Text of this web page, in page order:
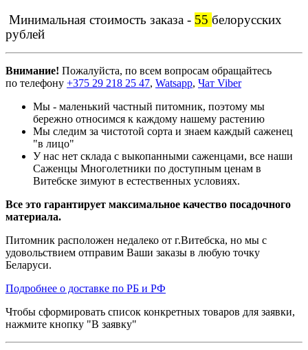
Минимальная стоимость заказа - 55 белорусских
рублей
Внимание! Пожалуйста, по всем вопросам обращайтесь
по телефону +375 29 218 25 47, Watsapp, Чат Viber
Мы - маленький частный питомник, поэтому мы
бережно относимся к каждому нашему растению
Мы следим за чистотой сорта и знаем каждый саженец
"в лицо"
У нас нет склада с выкопанными саженцами, все наши
Саженцы Многолетники по доступным ценам в
Витебске зимуют в естественных условиях.
Все это гарантирует максимальное качество посадочного
материала.
Питомник расположен недалеко от г.Витебска, но мы с
удовольствием отправим Ваши заказы в любую точку
Беларуси.
Подробнее о доставке по РБ и РФ
Чтобы сформировать список конкретных товаров для заявки,
нажмите кнопку "В заявку"